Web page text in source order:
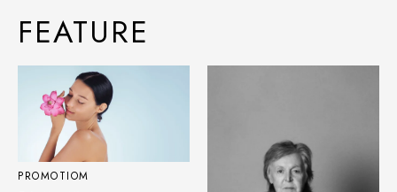
FEATURE
PROMOTIOM